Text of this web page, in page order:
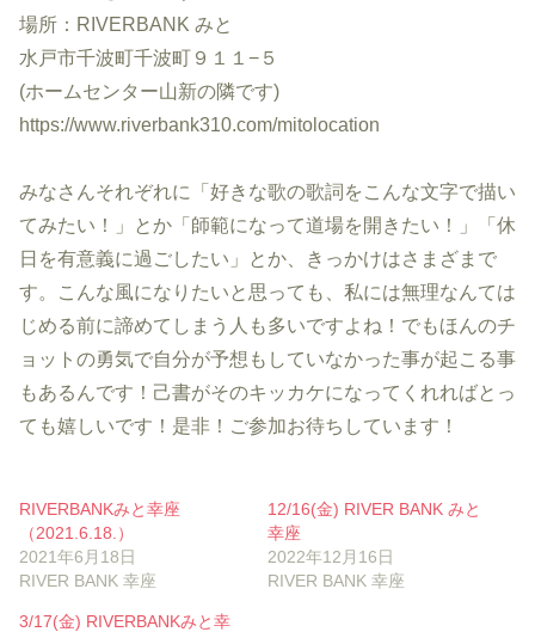
場所：RIVERBANK みと
水戸市千波町千波町９１１−５
(ホームセンター山新の隣です)
https://www.riverbank310.com/mitolocation
みなさんそれぞれに「好きな歌の歌詞をこんな文字で描い
てみたい！」とか「師範になって道場を開きたい！」「休
日を有意義に過ごしたい」とか、きっかけはさまざまで
す。こんな風になりたいと思っても、私には無理なんては
じめる前に諦めてしまう人も多いですよね！でもほんのチ
ョットの勇気で自分が予想もしていなかった事が起こる事
もあるんです！己書がそのキッカケになってくれればとっ
ても嬉しいです！是非！ご参加お待ちしています！
RIVERBANKみと幸座
（2021.6.18.）
2021年6月18日
RIVER BANK 幸座
12/16(金) RIVER BANK みと
幸座
2022年12月16日
RIVER BANK 幸座
3/17(金) RIVERBANKみと幸